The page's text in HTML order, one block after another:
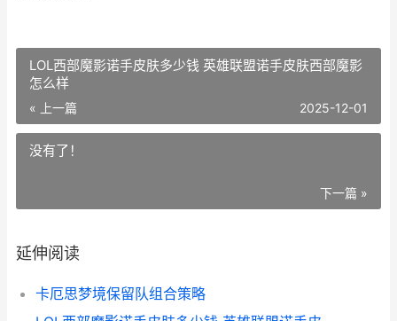
LOL西部魔影诺手皮肤多少钱 英雄联盟诺手皮肤西部魔影
怎么样
« 上一篇 2025-12-01
没有了！
下一篇 »
延伸阅读
卡厄思梦境保留队组合策略